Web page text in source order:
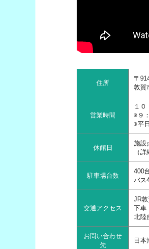
住所
〒
敦賀
営業時間
１０
※９
※平
休館日
施設
（
駐車場台数
400
バス
交通アクセス
JR
下車
北陸
お問い合わせ
先
日